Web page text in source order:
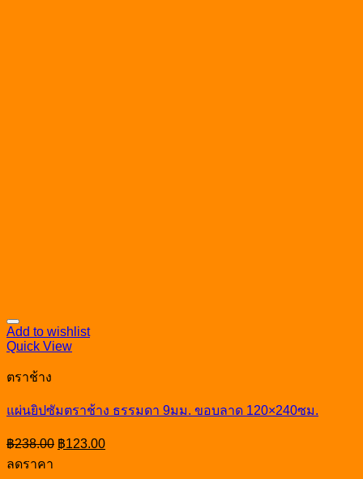
Add to wishlist
Quick View
ตราช้าง
แผ่นยิปซัมตราช้าง ธรรมดา 9มม. ขอบลาด 120×240ซม.
฿238.00 Original
price
฿123.00Current
price
ลดราคา